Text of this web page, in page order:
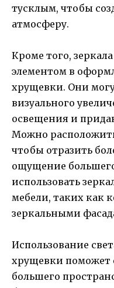
тусклым, чтобы
атмосферу.
Кроме того,
элементом в
хрущевки. Они
визуального
освещения и
Можно
чтобы отразить
ощущение
использовать
мебели, таких как
зеркальными
Использование
хрущевки поможет
большего